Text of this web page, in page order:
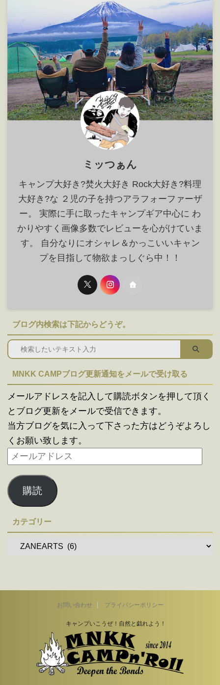
ZANEARTS（ゼインアーツ） 新
製品展示会】 が開催されました
念すべき第一弾となる4アイテム
は、それぞれに機能を追求し、ご
使用される方をしっかりとサポー
トする事はもちろん、製品を藝術
の域 ...
ミッつぁん
キャンプ大好き?焚火大好き Rock大好き?料理
大好き?な ２児の子を持つアラフォーファーザ
ー。 実際に手に取ったキャンプギア中心に わ
かりやすく画像多数でレビューを心がけていま
す。 自分なりにオシャレ＆かっこいいキャン
プを目指して物欲まっしぐら中！！
ブログ内検索は下記からどうぞ。
MNKK CAMPブログ更新通知をメールで受け取る
メールアドレスを記入して購読ボタンを押して頂く
とブログ更新をメールで受信できます。
当方ブログを気に入って下さった方はどうぞよろし
くお願い致します。
購読
カテゴリー
お問い合わせ プライバシーポリシー
キャンプいこうぜ！自然と戯れよう！